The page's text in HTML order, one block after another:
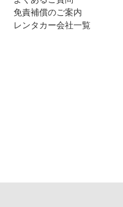
免責補償のご案内
レンタカー会社一覧